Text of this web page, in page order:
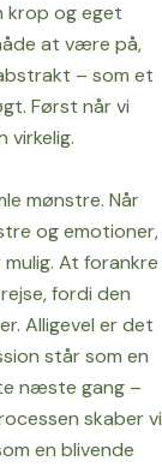
krop og eget
at være på,
– som et
Først når vi
virkelig.
mønstre. Når
og emotioner,
At forankre
fordi den
Alligevel er det
står som en
næste gang –
skaber vi
en blivende